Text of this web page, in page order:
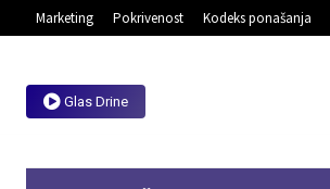
Marketing Pokrivenost Kodeks ponašanja
Glas Drine